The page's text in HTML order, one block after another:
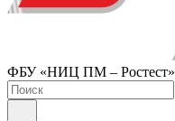
ФБУ «НИЦ ПМ – Ростест»